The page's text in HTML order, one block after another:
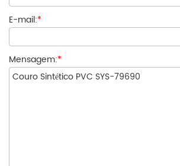
E-mail:*
Mensagem:*